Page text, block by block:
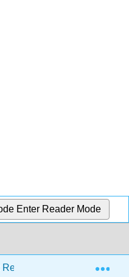
Enter Reader Mode
Recursos hídricos